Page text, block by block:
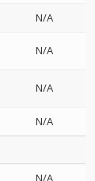
N/A
N/A
N/A
N/A
N/A